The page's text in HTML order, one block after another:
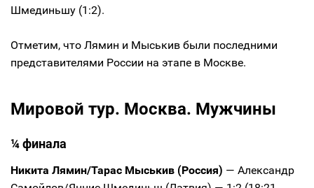
Шмединьшу (1:2).
Отметим, что Лямин и Мыськив были последними
представителями России на этапе в Москве.
Мировой тур. Москва. Мужчины
¼ финала
Никита Лямин/Тарас Мыськив (Россия) — Александр